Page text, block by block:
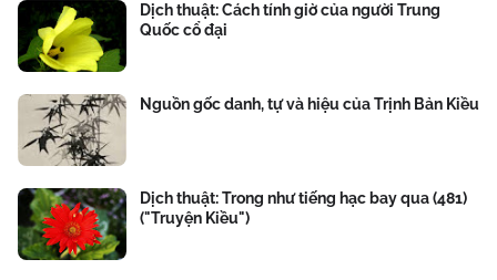
Dịch thuật: Cách tính giờ của người Trung
Quốc cổ đại
Nguồn gốc danh, tự và hiệu của Trịnh Bản Kiều
Dịch thuật: Trong như tiếng hạc bay qua (481)
("Truyện Kiều")